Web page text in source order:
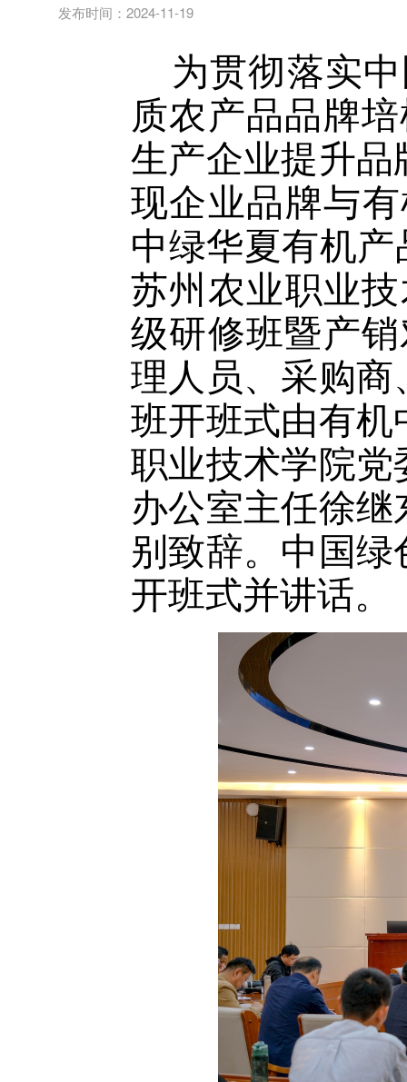
发布时间：2024-11-19
为贯彻落实中
质农产品品牌
生产企业提升
现企业品牌与
中绿华夏有机
苏州农业职业
级研修班暨产
理人员、采购商
班开班式由有
职业技术学院
办公室主任徐
别致辞。中国
开班式并讲话。